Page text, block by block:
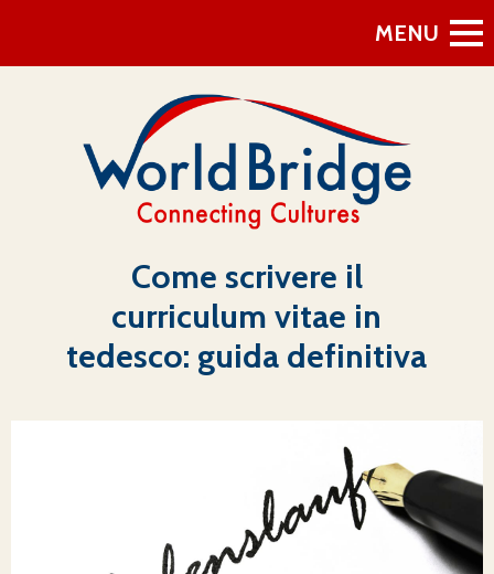
MENU
Come scrivere il
curriculum vitae in
tedesco: guida definitiva